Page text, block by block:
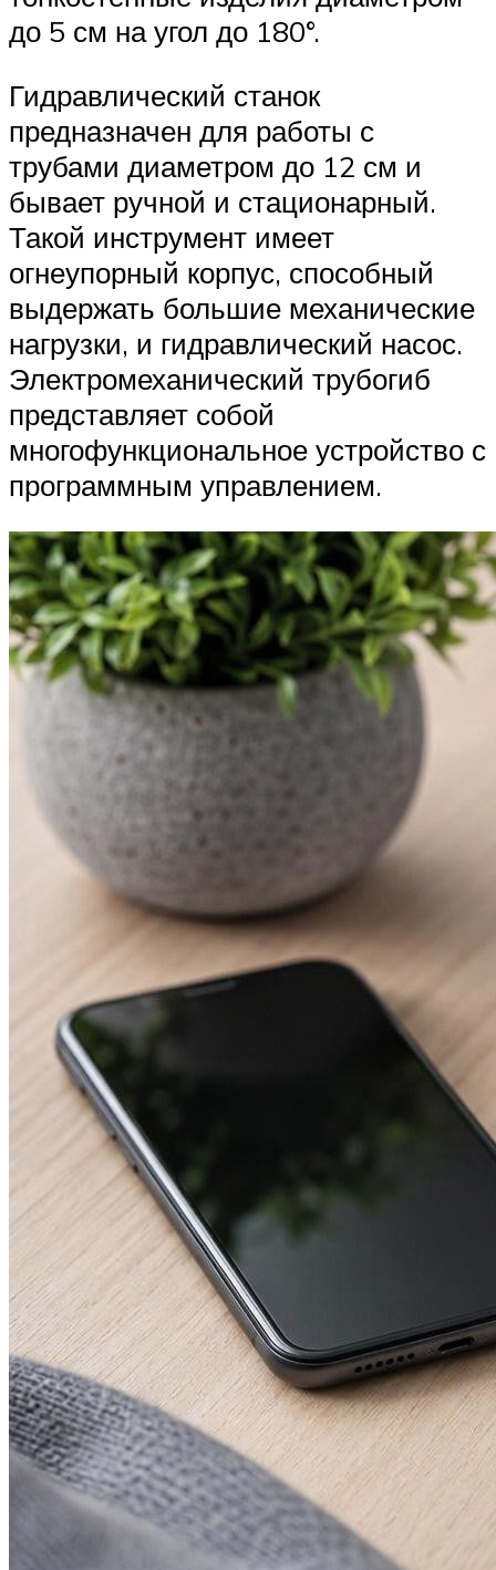
до 5 см на угол до 180°.
Гидравлический станок
предназначен для работы с
трубами диаметром до 12 см и
бывает ручной и стационарный.
Такой инструмент имеет
огнеупорный корпус, способный
выдержать большие механические
нагрузки, и гидравлический насос.
Электромеханический трубогиб
представляет собой
многофункциональное устройство с
программным управлением.